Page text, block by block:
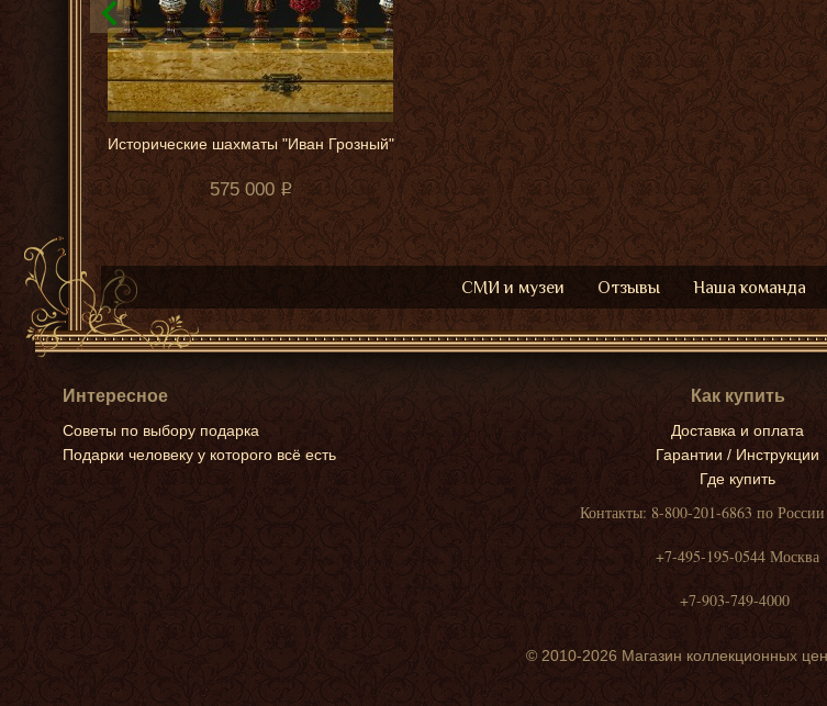
Исторические шахматы "Иван Грозный"
575 000
СМИ и музеи Отзывы Наша команда
Интересное
Советы по выбору подарка
Подарки человеку у которого всё есть
Как купить
Доставка и оплата
Гарантии / Инструкции
Где купить
Контакты: 8-800-201-6863 по России
+7-495-195-0544 Москва
+7-903-749-4000
© 2010-2026 Магазин коллекционных